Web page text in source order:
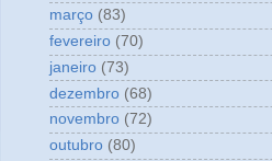
março (83)
fevereiro (70)
janeiro (73)
dezembro (68)
novembro (72)
outubro (80)